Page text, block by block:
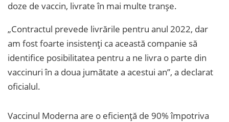
doze de vaccin, livrate în mai multe tranșe.
„Contractul prevede livrările pentru anul 2022, dar
am fost foarte insistenți ca această companie să
identifice posibilitatea pentru a ne livra o parte din
vaccinuri în a doua jumătate a acestui an”, a declarat
oficialul.
Vaccinul Moderna are o eficiență de 90% împotriva